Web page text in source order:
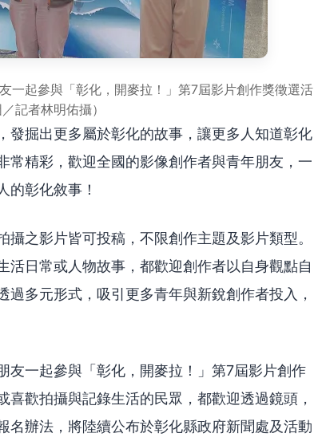
一起參與「彰化，開麥拉！」第7屆影片創作獎徵選活
記者林明佑攝）
發掘出更多屬於彰化的故事，讓更多人知道彰化
常精彩，歡迎全國的影像創作者與青年朋友，一
的彰化敘事！
之影片皆可投稿，不限創作主題及影片類型。
日常或人物故事，都歡迎創作者以自身觀點自
多元形式，吸引更多青年與新銳創作者投入，
友一起參與「彰化，開麥拉！」第7屆影片創作
歡拍攝與記錄生活的民眾，都歡迎透過鏡頭，
名辦法，將陸續公布於彰化縣政府新聞處及活動